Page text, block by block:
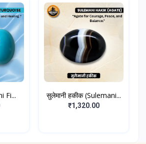
Fi... सुलेमानी हकीक (Sulemani...
₹1,320.00